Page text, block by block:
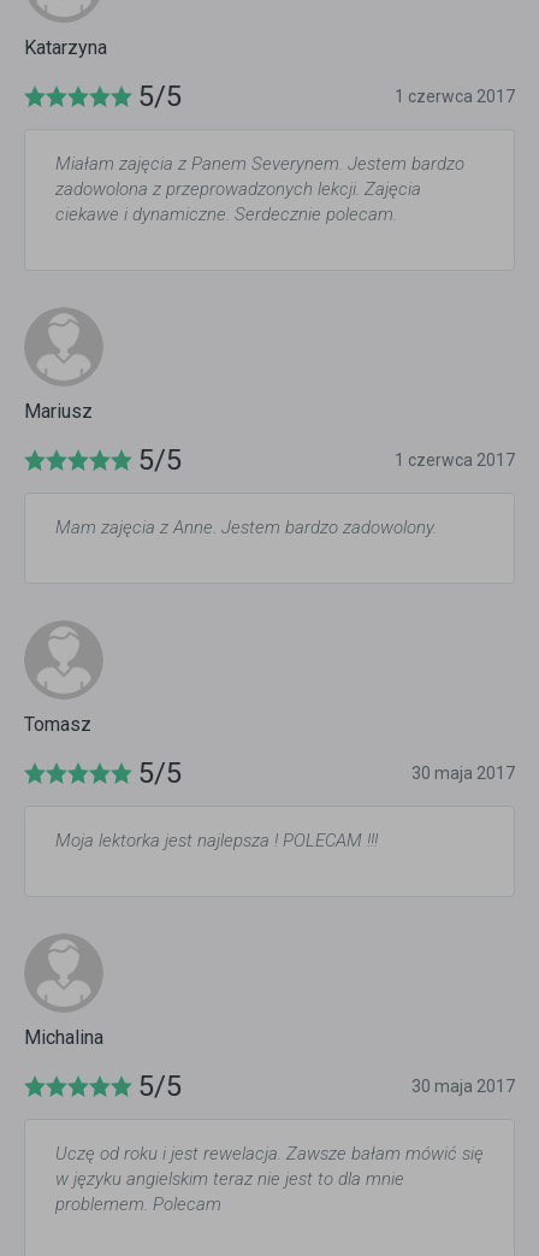
Katarzyna
5/5 1 czerwca 2017
Miałam zajęcia z Panem Severynem. Jestem bardzo
zadowolona z przeprowadzonych lekcji. Zajęcia
ciekawe i dynamiczne. Serdecznie polecam.
Mariusz
5/5 1 czerwca 2017
Mam zajęcia z Anne. Jestem bardzo zadowolony.
Tomasz
5/5 30 maja 2017
Moja lektorka jest najlepsza ! POLECAM !!!
Michalina
5/5 30 maja 2017
Uczę od roku i jest rewelacja. Zawsze bałam mówić się
w języku angielskim teraz nie jest to dla mnie
problemem. Polecam